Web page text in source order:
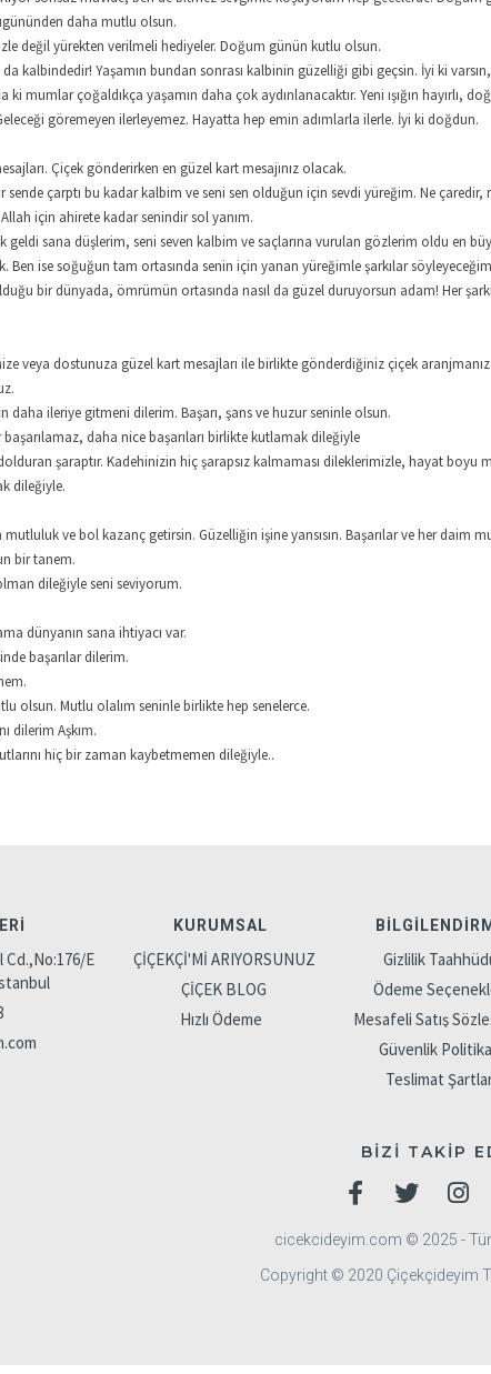
daha mutlu olsun.
değil yürekten verilmeli hediyeler. Doğum günün kutlu olsun.
kalbindedir! Yaşamın bundan sonrası kalbinin güzelliği gibi geçsin. İyi ki
ki mumlar çoğaldıkça yaşamın daha çok aydınlanacaktır. Yeni ışığın hayırlı,
göremeyen ilerleyemez. Hayatta hep emin adımlarla ilerle. İyi ki doğdun.
Çiçek gönderirken en güzel kart mesajınız olacak.
çarptı bu kadar kalbim ve seni sen olduğun için sevdi yüreğim. Ne
için ahirete kadar senindir sol yanım.
geldi sana düşlerim, seni seven kalbim ve saçlarına vurulan gözlerim oldu en
Ben ise soğuğun tam ortasında senin için yanan yüreğimle şarkılar
bir dünyada, ömrümün ortasında nasıl da güzel duruyorsun adam! Her
veya dostunuza güzel kart mesajları ile birlikte gönderdiğiniz çiçek
daha ileriye gitmeni dilerim. Başarı, şans ve huzur seninle olsun.
daha nice başarıları birlikte kutlamak dileğiyle
şaraptır. Kadehinizin hiç şarapsız kalmaması dileklerimizle, hayat
dileğiyle.
ve bol kazanç getirsin. Güzelliğin işine yansısın. Başarılar ve her daim
bir tanem.
dileğiyle seni seviyorum.
dünyanın sana ihtiyacı var.
başarılar dilerim.
olsun. Mutlu olalım seninle birlikte hep senelerce.
dilerim Aşkım.
hiç bir zaman kaybetmemen dileğiyle..
Cd.,No:176/E
KURUMSAL
ÇİÇEKÇİ'Mİ ARIYORSUNUZ
ÇİÇEK BLOG
Hızlı Ödeme
Gizlilik
Ödeme
Mesafeli Satış
Güvenlik
Teslimat
BİZİ TAKİP
cicekcideyim.com © 2025 -
Copyright © 2020 Çiçekçideyim